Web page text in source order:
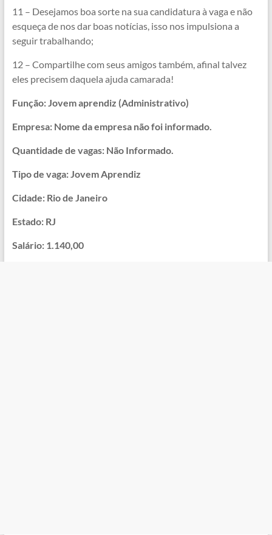
11 – Desejamos boa sorte na sua candidatura à vaga e não
esqueça de nos dar boas notícias, isso nos impulsiona a
seguir trabalhando;
12 – Compartilhe com seus amigos também, afinal talvez
eles precisem daquela ajuda camarada!
Função: Jovem aprendiz (Administrativo)
Empresa: Nome da empresa não foi informado.
Quantidade de vagas: Não Informado.
Tipo de vaga: Jovem Aprendiz
Cidade: Rio de Janeiro
Estado: RJ
Salário: 1.140,00